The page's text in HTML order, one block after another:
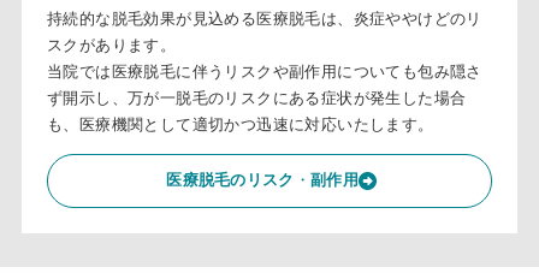
持続的な脱毛効果が見込める医療脱毛は、炎症ややけどのリ
スクがあります。
当院では医療脱毛に伴うリスクや副作用についても包み隠さ
ず開示し、万が一脱毛のリスクにある症状が発生した場合
も、医療機関として適切かつ迅速に対応いたします。
医療脱毛のリスク ・副作用